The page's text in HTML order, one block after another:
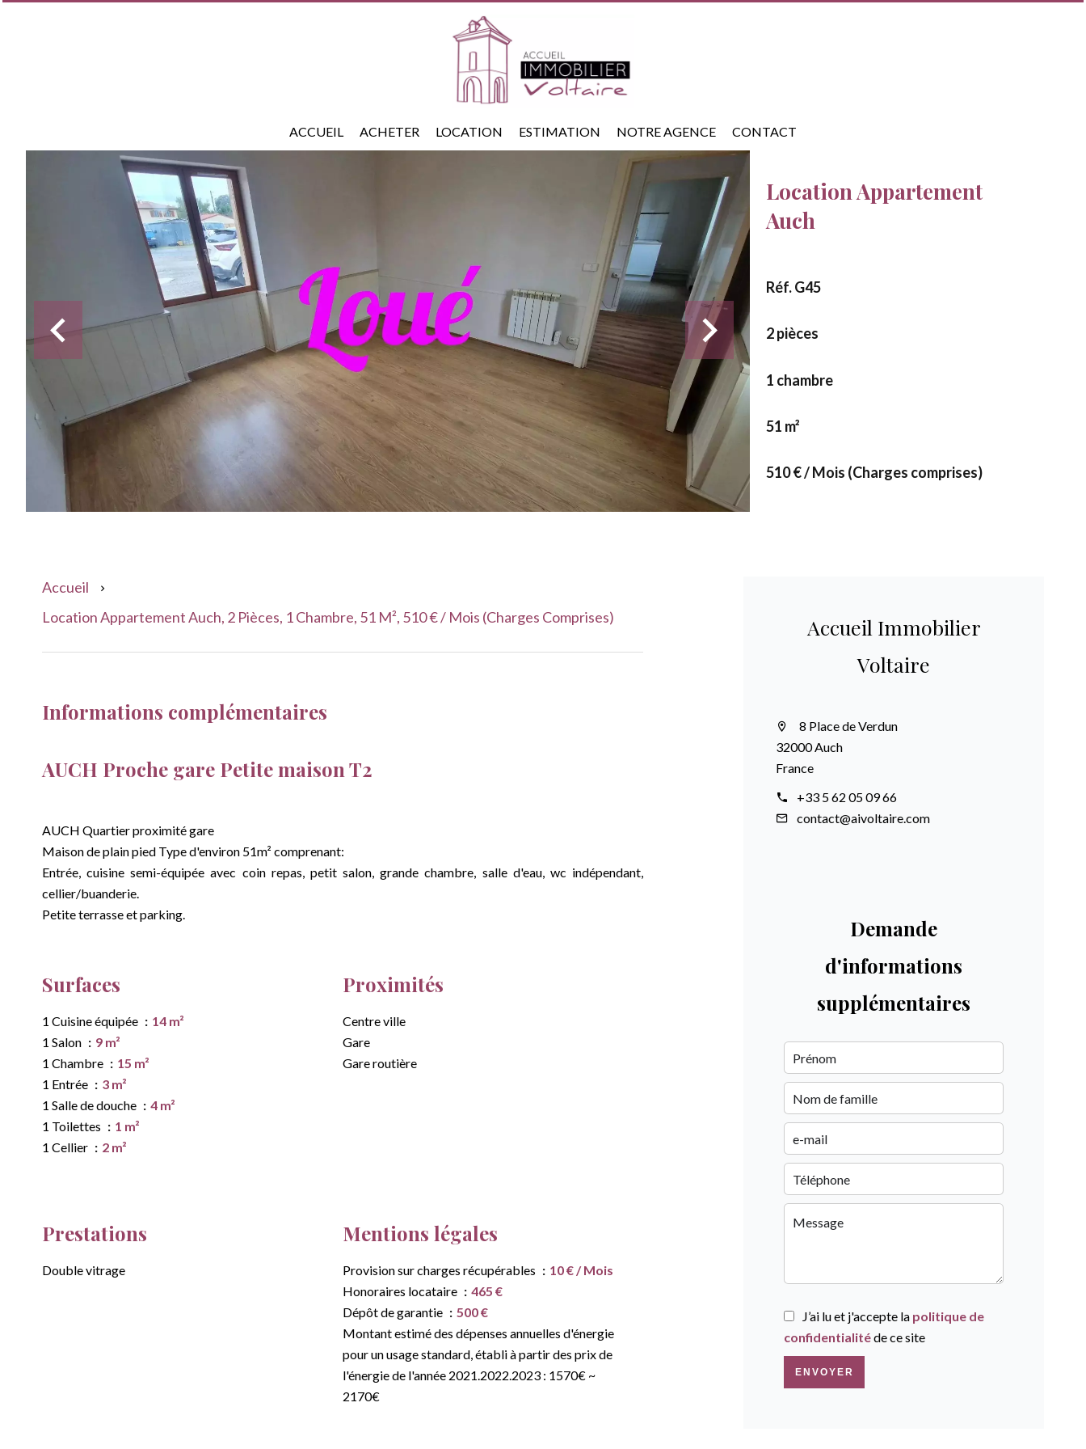
ACCUEIL ACHETER LOCATION ESTIMATION NOTRE AGENCE CONTACT
Location Appartement
Auch
Réf. G45
2 pièces
1 chambre
51 m²
510 € / Mois (Charges comprises)
Accueil
Location Appartement Auch, 2 Pièces, 1 Chambre, 51 M², 510 € / Mois (Charges Comprises)
Informations complémentaires
AUCH Proche gare Petite maison T2
AUCH Quartier proximité gare
Maison de plain pied Type d'environ 51m² comprenant:
Entrée, cuisine semi-équipée avec coin repas, petit salon, grande chambre, salle d'eau, wc indépendant,
cellier/buanderie.
Petite terrasse et parking.
Surfaces
1 Cuisine équipée
14 m²
1 Salon
9 m²
1 Chambre
15 m²
1 Entrée
3 m²
1 Salle de douche
4 m²
1 Toilettes
1 m²
1 Cellier
2 m²
Proximités
Centre ville
Gare
Gare routière
Prestations
Double vitrage
Mentions légales
Provision sur charges récupérables
10 € / Mois
Honoraires locataire
465 €
Dépôt de garantie
500 €
Montant estimé des dépenses annuelles d'énergie
pour un usage standard, établi à partir des prix de
l'énergie de l'année 2021.2022.2023 : 1570€ ~
2170€
Accueil Immobilier
Voltaire
8 Place de Verdun
32000 Auch
France
+33 5 62 05 09 66
contact@aivoltaire.com
Demande
d'informations
supplémentaires
J’ai lu et j'accepte la politique de
confidentialitéde ce site
ENVOYER